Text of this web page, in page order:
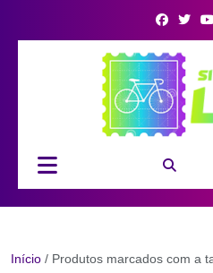
Button
Início / Produtos marcados com a